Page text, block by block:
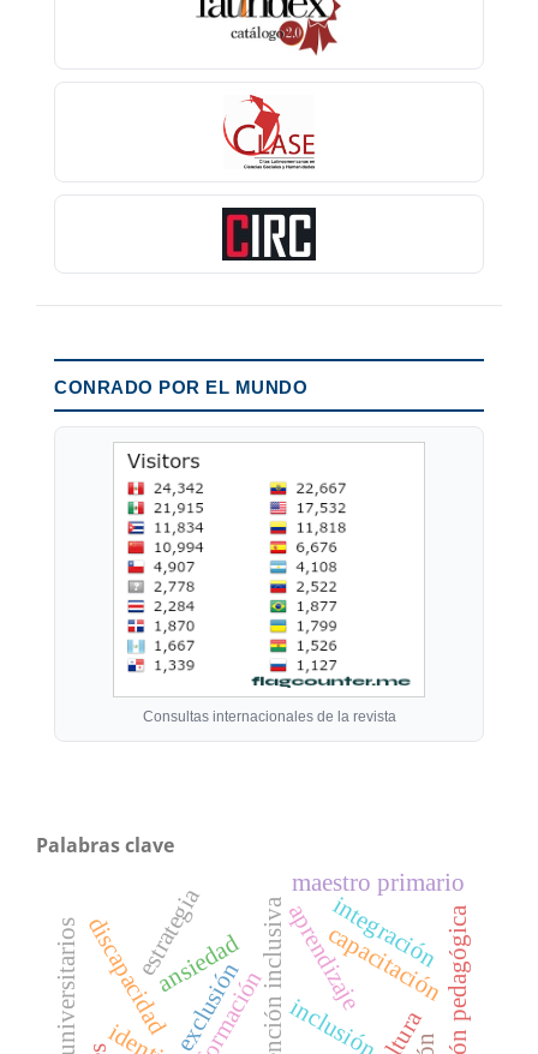
CONRADO POR EL MUNDO
Consultas internacionales de la revista
Palabras clave
formaciónatención inclusivaaprendizaje
inclusión
exclusión
discapacidad capacitación
ansiedad
maestro primario
integración
estrategia